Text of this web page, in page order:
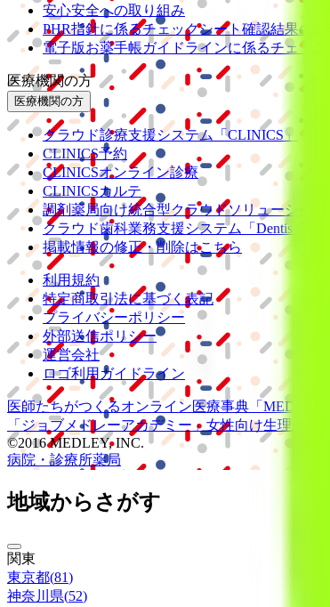
安心安全への取り組み
PHR指針に係るチェックシート確認結果の公
電子版お薬手帳ガイドラインに係るチェック
医療機関の方
医療機関の方
クラウド診療支援システム
「CLINICS」
CLINICS予約
CLINICSオンライン診療
CLINICSカルテ
調剤薬局向け統合型クラウドソリューション
クラウド歯科業務支援システム
「Dentis」
掲載情報の修正・削除はこちら
利用規約
特定商取引法に基づく表記
プライバシーポリシー
外部送信ポリシー
運営会社
ロゴ利用ガイドライン
医師たちがつくるオンライン医療事典 「MEDLEY」
「ジョブメドレーアカデミー」 女性向け生理予測
©2016 MEDLEY, INC.
病院・診療所薬局
地域からさがす
関東
東京都(81)
神奈川県(52)